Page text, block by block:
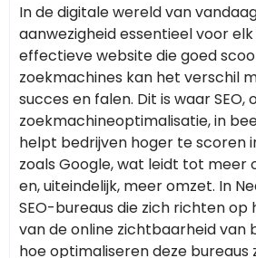
In de digitale wereld van
aanwezigheid essentieel voor
effectieve website die goed
zoekmachines kan het verschil
succes en falen. Dit is waar SEO,
zoekmachineoptimalisatie, in
helpt bedrijven hoger te scoren
zoals Google, wat leidt tot meer
en, uiteindelijk, meer omzet. In
SEO-bureaus die zich richten
van de online zichtbaarheid van
hoe optimaliseren deze bureaus